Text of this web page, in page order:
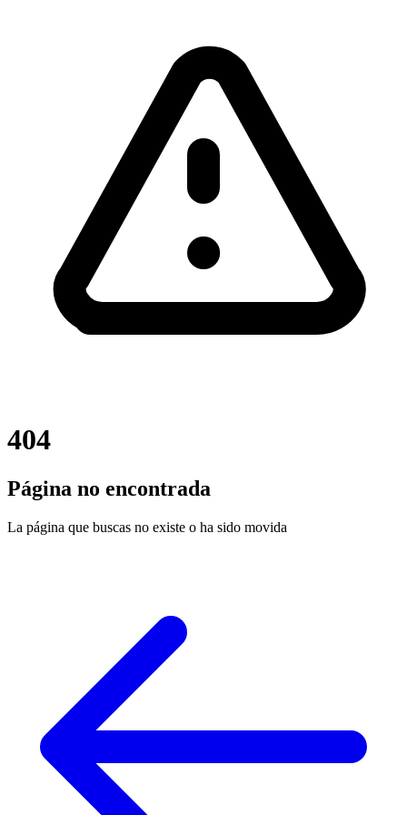
404
Página no encontrada
La página que buscas no existe o ha sido movida